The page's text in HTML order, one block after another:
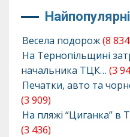
Весела подорож(8
На Тернопільщині
начальника ТЦК… (3
Печатки, авто та
(3 909)
На пляжі “Циганка” в
(3 436)